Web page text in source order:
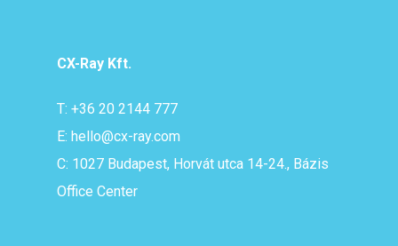
CX-Ray Kft.
T: +36 20 2144 777
E: hello@cx-ray.com
C: 1027 Budapest, Horvát utca 14-24., Bázis
Office Center